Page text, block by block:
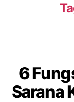
6
Sarana